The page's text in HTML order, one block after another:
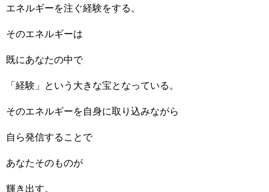
エネルギーを注ぐ経験をする。
そのエネルギーは
既にあなたの中で
「経験」という大きな宝となっている。
そのエネルギーを自身に取り込みながら
自ら発信することで
あなたそのものが
輝き出す。